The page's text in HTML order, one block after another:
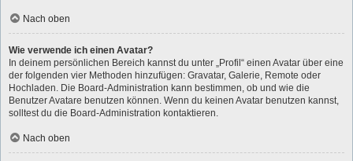
Nach oben
Wie verwende ich einen Avatar?
In deinem persönlichen Bereich kannst du unter „Profil“ einen Avatar über eine
der folgenden vier Methoden hinzufügen: Gravatar, Galerie, Remote oder
Hochladen. Die Board-Administration kann bestimmen, ob und wie die
Benutzer Avatare benutzen können. Wenn du keinen Avatar benutzen kannst,
solltest du die Board-Administration kontaktieren.
Nach oben